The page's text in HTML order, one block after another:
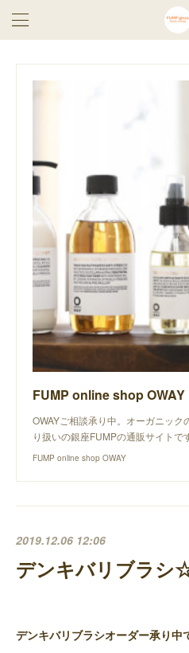
FUMP online shop OWAY
OWAYご相談承り中。オーガニック
り扱いの銀座FUMPの通販サイト
FUMP online shop OWAY
2019.12.06 12:06
デンキバリブラシ
デンキバリブラシオーダー承り